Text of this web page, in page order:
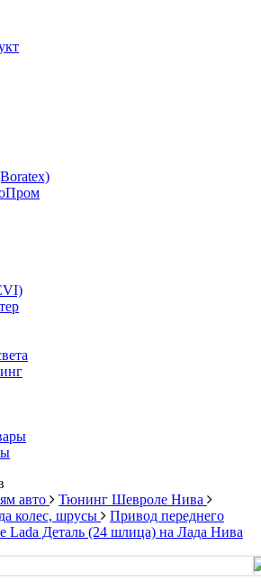
авто
Тюнинг Шевроле Нива
колес, шрусы
Привод переднего
Lada Деталь (24 шлица) на Лада Нива